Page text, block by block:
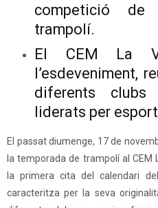
competició
trampolí.
El CEM La
l’esdeveniment,
diferents
liderats per
El passat diumenge, 17 de
la temporada de trampolí al CEM
la primera cita del calendari
caracteritza per la seva